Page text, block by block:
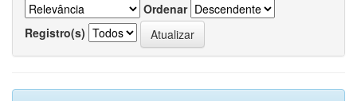
Ordenar
Registro(s)